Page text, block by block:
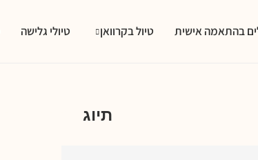
טיולי גלישה טיול בקרוואן בהתאמה אישית
תיוג